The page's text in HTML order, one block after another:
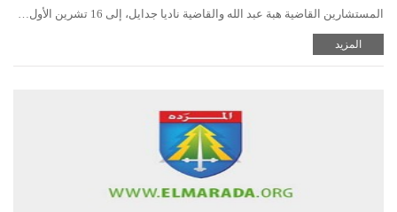
المستشارين القاضية هبة عبد الله والقاضية ناديا جدايل، إلى 16 تشرين الأول…
المزيد